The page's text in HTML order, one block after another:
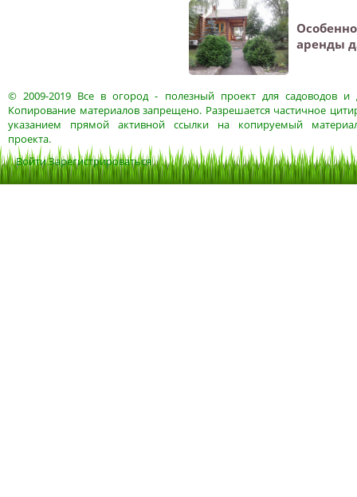
аренды
© 2009-2019 Все в огород- полезный проект для садоводов и
Копирование материалов запрещено. Разрешается частичное
указанием прямой активной ссылки на копируемый
проекта.
ВойтиЗарегистрироваться